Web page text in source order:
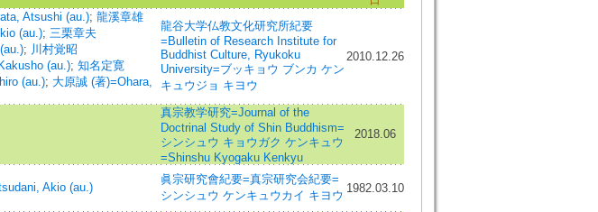
Atsushi (au.); 龍溪章雄
(au.); 三栗章夫
; 川村覚昭
(au.); 知名定寛
(au.); 大原誠 (著)=Ohara,
龍谷大学仏教文化研究所紀要
=Bulletin of Research Institute for
Buddhist Culture, Ryukoku
University=ブッキョウ ブンカ ケン
キュウジョ キヨウ
2010.12.26
真宗教学研究=Journal of the
Doctrinal Study of Shin Buddhism=
シンシュウ キョウガク ケンキュウ
=Shinshu Kyogaku Kenkyu
2018.06
Akio (au.)
眞宗研究會紀要=真宗研究会紀要=
シンシュウ ケンキュウカイ キヨウ
1982.03.10